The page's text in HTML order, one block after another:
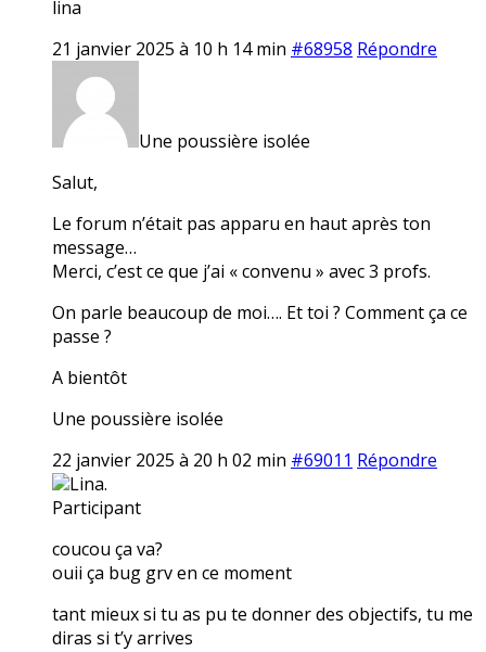
lina
21 janvier 2025 à 10 h 14 min #68958 Répondre
Une poussière isolée
Salut,
Le forum n’était pas apparu en haut après ton
message…
Merci, c’est ce que j’ai « convenu » avec 3 profs.
On parle beaucoup de moi…. Et toi ? Comment ça ce
passe ?
A bientôt
Une poussière isolée
22 janvier 2025 à 20 h 02 min #69011 Répondre
Lina.
Participant
coucou ça va?
ouii ça bug grv en ce moment
tant mieux si tu as pu te donner des objectifs, tu me
diras si t’y arrives